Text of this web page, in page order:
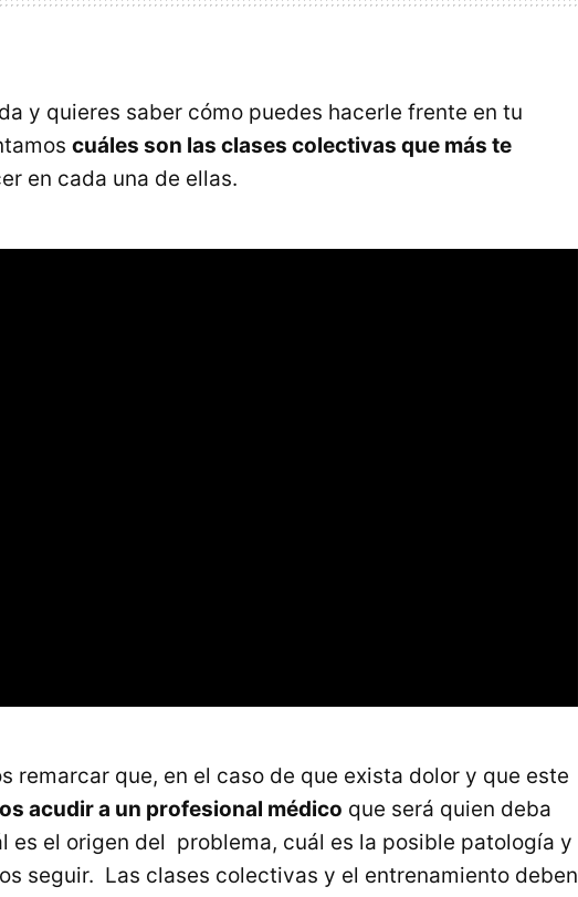
y quieres saber cómo puedes hacerle frente en tu
cuáles son las clases colectivas que más te
en cada una de ellas.
remarcar que, en el caso de que exista dolor y que este
acudir a un profesional médico que será quien deba
es el origen del problema, cuál es la posible patología y
seguir. Las clases colectivas y el entrenamiento deben